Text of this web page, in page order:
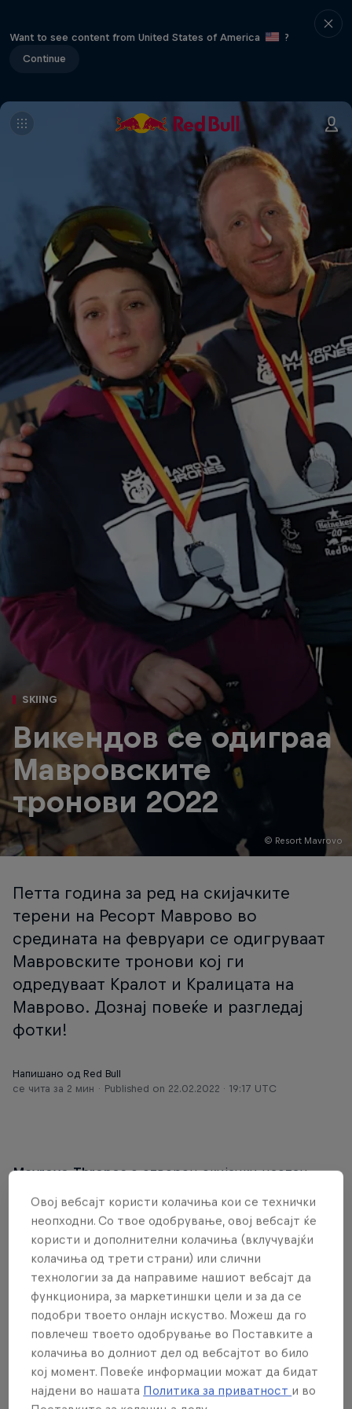
Want to see content from United States of America
?
Continue
© Resort Mavrovo
SKIING
Викендов се одиграа
Мавровските
тронови 2022
Петта година за ред на скијачките
терени на Ресорт Маврово во
средината на февруари се одигруваат
Мавровските тронови кој ги
одредуваат Кралот и Кралицата на
Маврово. Дознај повеќе и разгледај
фотки!
Напишано од Red Bull
се чита за 2 мин
Published on 22.02.2022 · 19:17 UTC
Mavrovo Thronesе отворен скијачки настан
каде целта е да се направи најбрзо спуштање
од врвот до целта на Ресорт Маврово по
патеката која стартува од Галички ски лифт и
завршува на почетокот на жичницата Едносед.
Трката е отворена за секого и има спортско-
рекреативен и многу забавен карактер, а за
победници се прогласуваат четворицата
најбрзи - двајца скијачи (машко и женско) и
двајца бордери (машко и женско). Крал и
Кралица се првопласираните, а
Овој вебсајт користи колачиња кои се технички
неопходни. Со твое одобрување, овој вебсајт ќе
користи и дополнителни колачиња (вклучувајќи
колачиња од трети страни) или слични
технологии за да направиме нашиот вебсајт да
функционира, за маркетиншки цели и за да се
подобри твоето онлајн искуство. Можеш да го
повлечеш твоето одобрување во Поставките а
колачиња во долниот дел од вебсајтот во било
кој момент. Повеќе информации можат да бидат
најдени во нашата Политика за приватност и во